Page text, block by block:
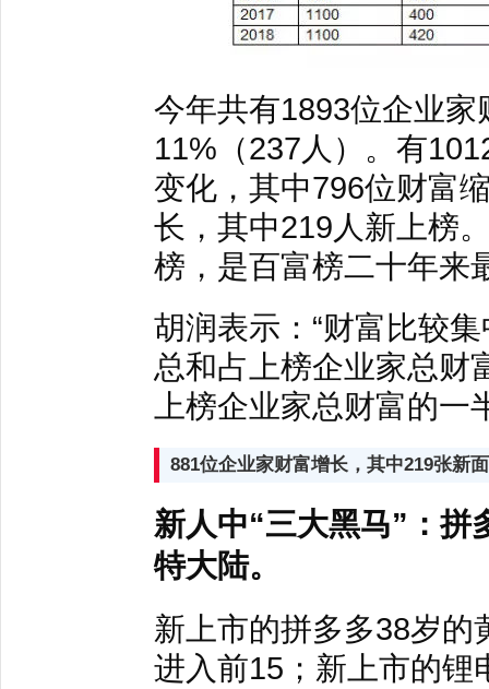
今年共有1893位企业
11%（237人）。有
变化，其中796位财富
长，其中219人新上榜
榜，是百富榜二十年来
胡润表示：“财富比较
总和占上榜企业家总财
上榜企业家总财富的一
881位企业家财富增长，其中219张新
新人中“三大黑马”：拼
特大陆。
新上市的拼多多38岁的
进入前15；新上市的锂